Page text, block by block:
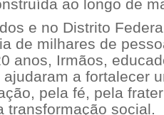
ao longo de
e no Distrito
de milhares de
anos, Irmãos,
a fortalecer
pela fé, pela
transformação social.